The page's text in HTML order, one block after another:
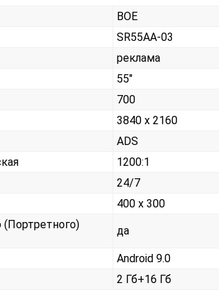
BOE
SR55AA-03
реклама
55"
700
3840 x 2160
ADS
1200:1
24/7
400 x 300
(Портретного)
да
Android 9.0
2 Гб+16 Гб